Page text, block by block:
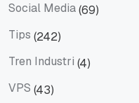
Social Media(69)
Tips (242)
Tren Industri (4)
VPS (43)